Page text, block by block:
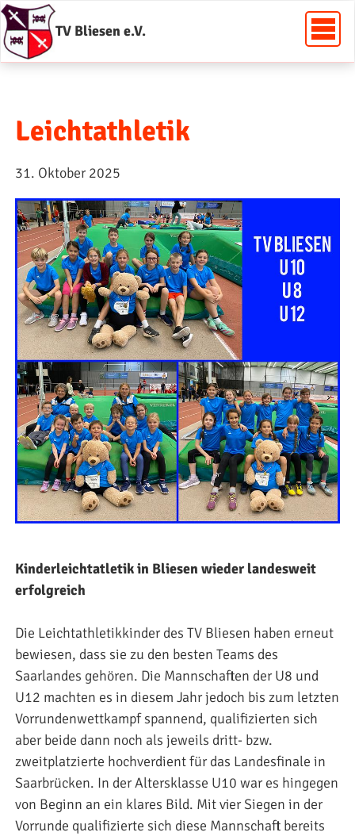
TV Bliesen e.V.
Leichtathletik
31. Oktober 2025
Kinderleichtatletik in Bliesen wieder landesweit
erfolgreich
Die Leichtathletikkinder des TV Bliesen haben erneut
bewiesen, dass sie zu den besten Teams des
Saarlandes gehören. Die Mannschaften der U8 und
U12 machten es in diesem Jahr jedoch bis zum letzten
Vorrundenwettkampf spannend, qualifizierten sich
aber beide dann noch als jeweils dritt- bzw.
zweitplatzierte hochverdient für das Landesfinale in
Saarbrücken. In der Altersklasse U10 war es hingegen
von Beginn an ein klares Bild. Mit vier Siegen in der
Vorrunde qualifizierte sich diese Mannschaft bereits